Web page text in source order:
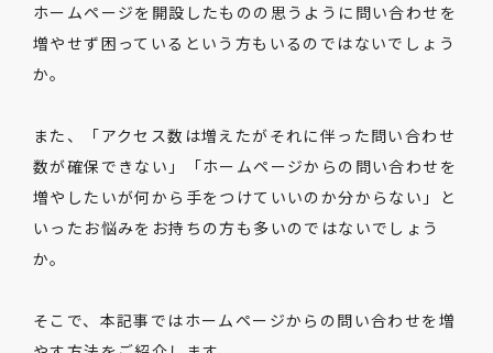
ホームページを開設したものの思うように問い合わせを
増やせず困っているという方もいるのではないでしょう
か。
また、「アクセス数は増えたがそれに伴った問い合わせ
数が確保できない」「ホームページからの問い合わせを
増やしたいが何から手をつけていいのか分からない」と
いったお悩みをお持ちの方も多いのではないでしょう
か。
そこで、本記事ではホームページからの問い合わせを増